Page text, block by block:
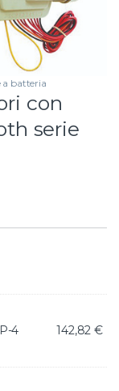
a batteria
con
serie
4
142,82€